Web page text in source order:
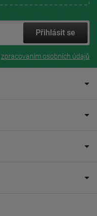
Přihlásit se
zpracovaním osobních údajů